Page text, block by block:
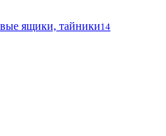
ящики, тайники14